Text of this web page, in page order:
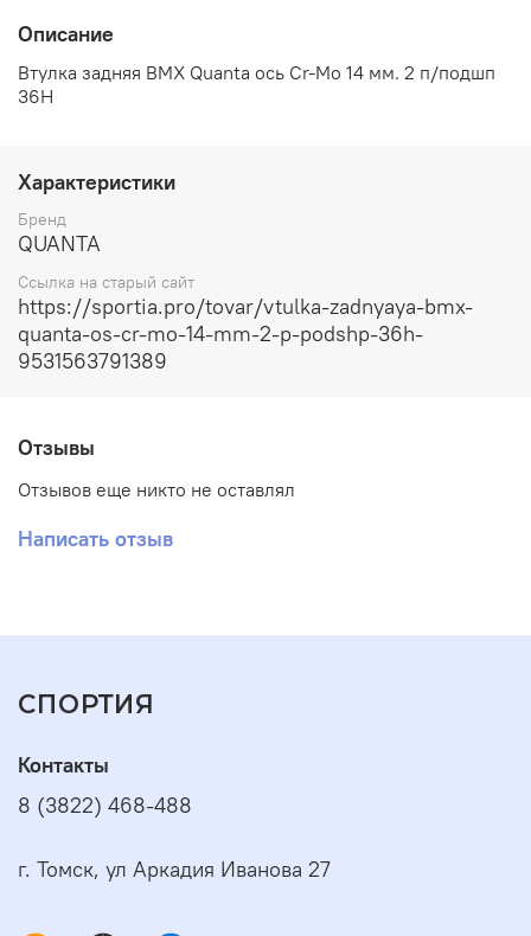
Описание
Втулка задняя BMX Quanta ось Cr-Mo 14 мм. 2 п/подшп
36H
Характеристики
Бренд
QUANTA
Ссылка на старый сайт
https://sportia.pro/tovar/vtulka-zadnyaya-bmx-
quanta-os-cr-mo-14-mm-2-p-podshp-36h-
9531563791389
Отзывы
Отзывов еще никто не оставлял
Написать отзыв
СПОРТИЯ
Контакты
8 (3822) 468-488
г. Томск, ул Аркадия Иванова 27